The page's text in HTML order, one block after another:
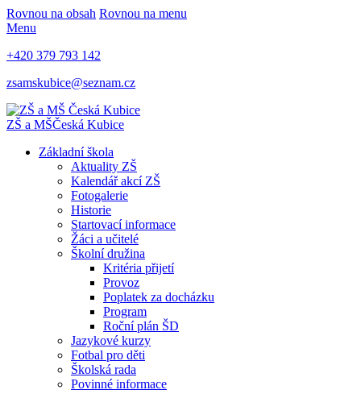
Rovnou na obsah Rovnou na menu
Menu
+420 379 793 142
zsamskubice@seznam.cz
ZŠ a MŠČeská Kubice
Základní škola
Aktuality ZŠ
Kalendář akcí ZŠ
Fotogalerie
Historie
Startovací informace
Žáci a učitelé
Školní družina
Kritéria přijetí
Provoz
Poplatek za docházku
Program
Roční plán ŠD
Jazykové kurzy
Fotbal pro děti
Školská rada
Povinné informace